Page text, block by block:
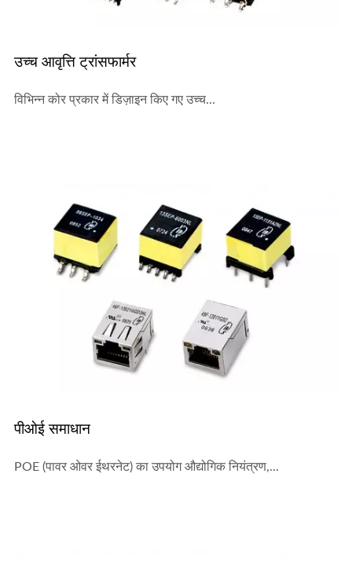
उच्च आवृत्ति ट्रांसफार्मर
विभिन्न कोर प्रकार में डिज़ाइन किए गए उच्च...
पीओई समाधान
POE (पावर ओवर ईथरनेट) का उपयोग औद्योगिक नियंत्रण,...